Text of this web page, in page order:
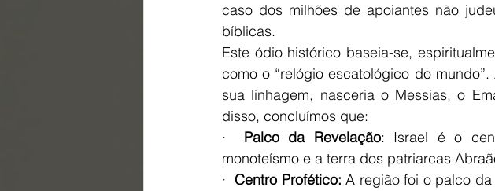
caso dos milhões de apoiantes não
bíblicas.
Este ódio histórico baseia-se,
como o “relógio escatológico do
sua linhagem, nasceria o Messias, o
disso, concluímos que:
· Palco da Revelação: Israel é o
monoteísmo e a terra dos patriarcas
· Centro Profético: A região foi o palco